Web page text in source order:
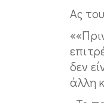
Ας
δεν
άλλη